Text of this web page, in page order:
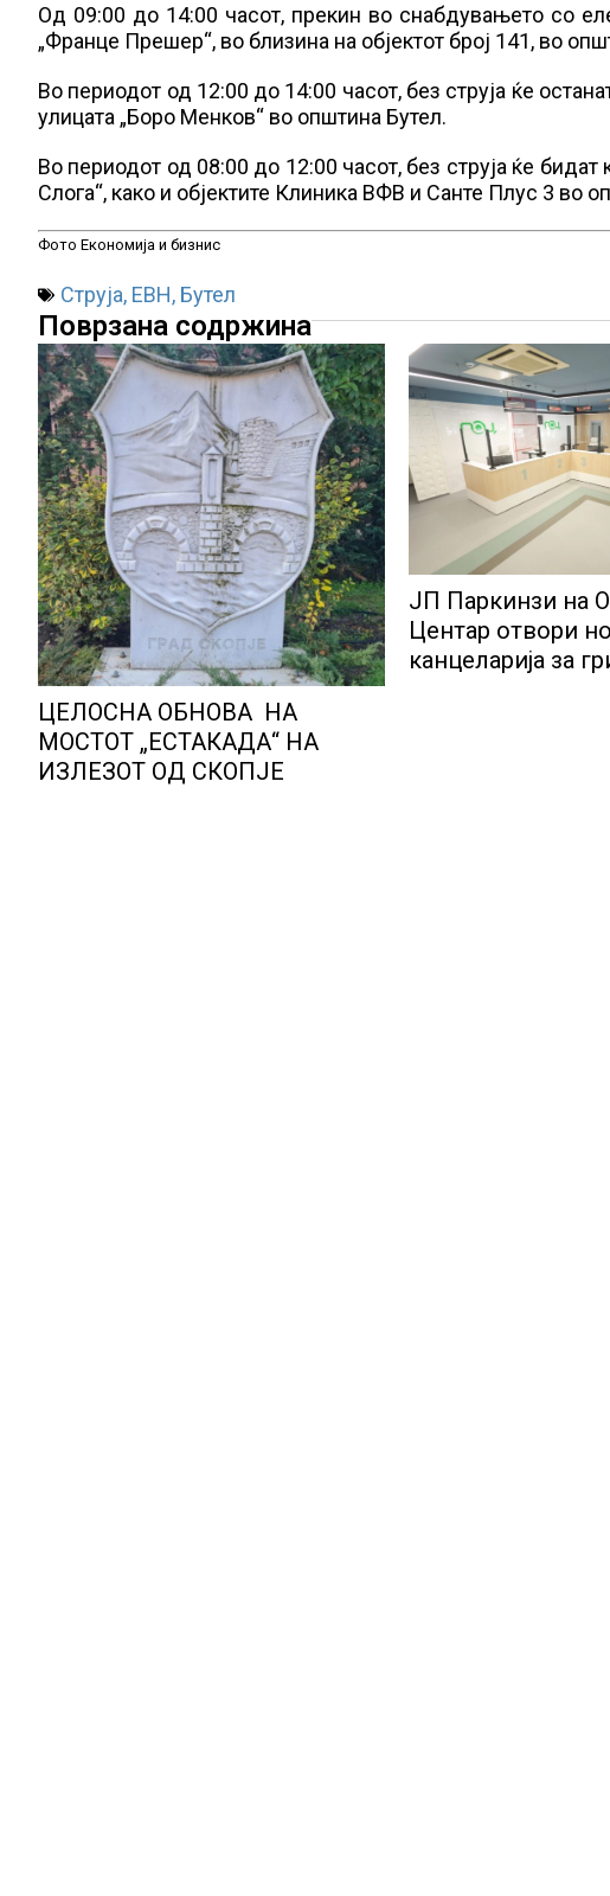
Од 09:00 до 14:00 часот, прекин во снабдувањето со
„Франце Прешер“, во близина на објектот број 141, во
Во периодот од 12:00 до 14:00 часот, без струја ќе
улицата „Боро Менков“ во општина Бутел.
Во периодот од 08:00 до 12:00 часот, без струја ќе
Слога“, како и објектите Клиника ВФВ и Санте Плус 3 во
Фото Економија и бизнис
Струја, ЕВН, Бутел
Поврзана содржина
ЦЕЛОСНА ОБНОВА НА
МОСТОТ „ЕСТАКАДА“ НА
ИЗЛЕЗОТ ОД СКОПЈЕ
ЈП Паркинзи на
Центар отвори
канцеларија за